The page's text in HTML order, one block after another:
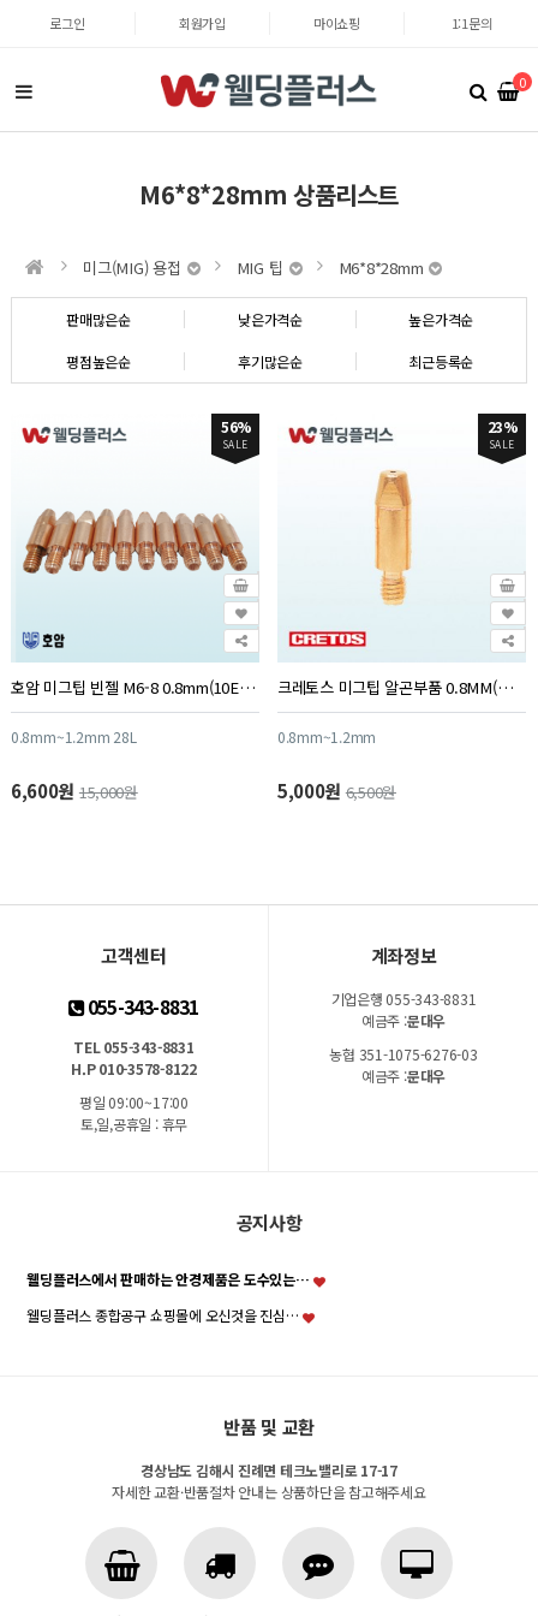
로그인 회원가입 마이쇼핑 1:1문의
0
M6*8*28mm 상품리스트
미그(MIG) 용접 MIG 팁 M6*8*28mm
판매많은순 낮은가격순 높은가격순
평점높은순 후기많은순 최근등록순
56%
SALE
호암 미그팁 빈젤 M6-8 0.8mm(10EA/PK)
0.8mm~1.2mm 28L
6,600원 15,000원
23%
SALE
크레토스 미그팁 알곤부품 0.8MM(M6*8*28) (10EA/PK)
0.8mm~1.2mm
5,000원6,500원
고객센터
055-343-8831
TEL 055-343-8831
H.P 010-3578-8122
평일 09:00~17:00
토,일,공휴일 : 휴무
계좌정보
기업은행 055-343-8831
예금주 :문대우
농협 351-1075-6276-03
예금주 :문대우
공지사항
웰딩플러스에서 판매하는 안경제품은 도수있는…
웰딩플러스 종합공구 쇼핑몰에 오신것을 진심…
반품 및 교환
경상남도 김해시 진례면 테크노밸리로 17-17
자세한 교환·반품절차 안내는 상품하단을 참고해주세요